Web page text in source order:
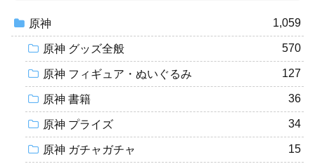
原神 1,059
原神 グッズ全般 570
原神 フィギュア・ぬいぐるみ 127
原神 書籍 36
原神 プライズ 34
原神 ガチャガチャ 15